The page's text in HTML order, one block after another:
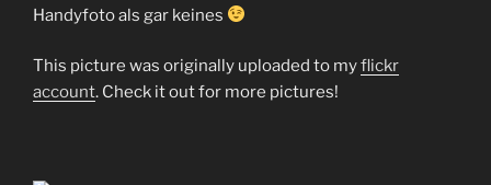
Handyfoto als gar keines
This picture was originally uploaded to myflickr
account. Check it out for more pictures!